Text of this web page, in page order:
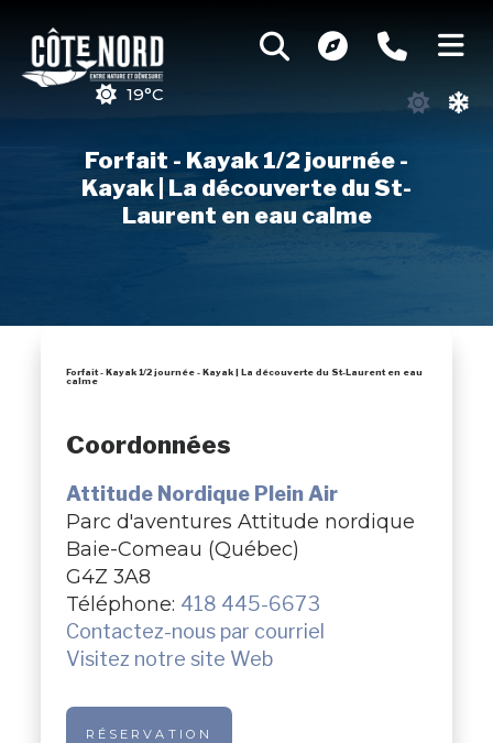
19°C
Forfait - Kayak 1/2 journée -
Kayak | La découverte du St-
Laurent en eau calme
Forfait - Kayak 1/2 journée - Kayak | La découverte du St-Laurent en eau
calme
Coordonnées
Attitude Nordique Plein Air
Parc d'aventures Attitude nordique
Baie-Comeau (Québec)
G4Z 3A8
Téléphone: 418 445-6673
Contactez-nous par courriel
Visitez notre site Web
RÉSERVATION